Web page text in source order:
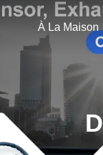
À La Maison